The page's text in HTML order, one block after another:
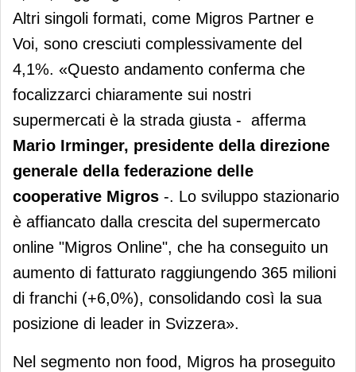
Altri singoli formati, come Migros Partner e
Voi, sono cresciuti complessivamente del
4,1%. «Questo andamento conferma che
focalizzarci chiaramente sui nostri
supermercati è la strada giusta - afferma
Mario Irminger, presidente della direzione
generale della federazione delle
cooperative Migros -. Lo sviluppo stazionario
è affiancato dalla crescita del supermercato
online "Migros Online", che ha conseguito un
aumento di fatturato raggiungendo 365 milioni
di franchi (+6,0%), consolidando così la sua
posizione di leader in Svizzera».
Nel segmento non food, Migros ha proseguito